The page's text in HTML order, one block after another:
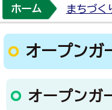
ホーム まちづく
オープンガ
オープンガ